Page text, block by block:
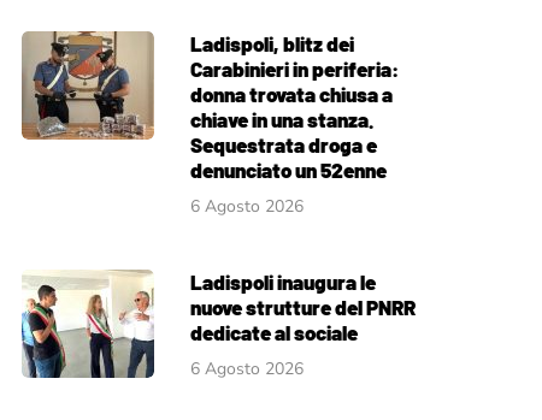
Ladispoli, blitz dei
Carabinieri in periferia:
donna trovata chiusa a
chiave in una stanza.
Sequestrata droga e
denunciato un 52enne
6 Agosto 2026
Ladispoli inaugura le
nuove strutture del PNRR
dedicate al sociale
6 Agosto 2026